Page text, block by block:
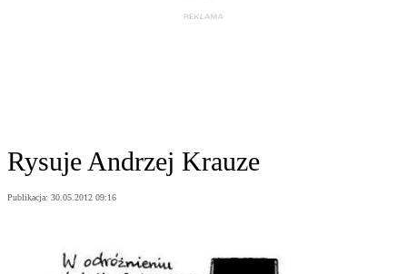
Rysuje Andrzej Krauze
Publikacja: 30.05.2012 09:16